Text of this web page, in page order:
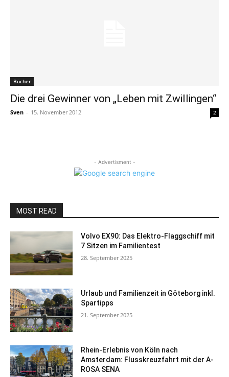
Bücher
Die drei Gewinner von „Leben mit Zwillingen“
Sven - 15. November 2012 2
- Advertisment -
MOST READ
Volvo EX90: Das Elektro-Flaggschiff mit
7 Sitzen im Familientest
28. September 2025
Urlaub und Familienzeit in Göteborg inkl.
Spartipps
21. September 2025
Rhein-Erlebnis von Köln nach
Amsterdam: Flusskreuzfahrt mit der A-
ROSA SENA